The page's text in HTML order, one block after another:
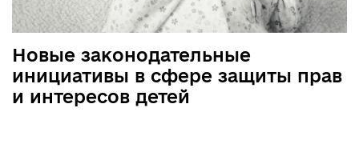
Новые законодательные
инициативы в сфере защиты прав
и интересов детей